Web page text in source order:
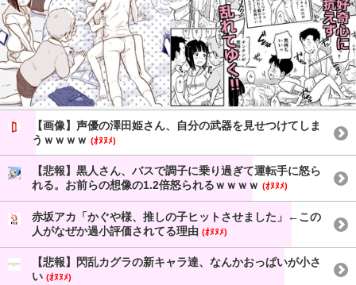
【画像】声優の澤田姫さん、自分の武器を見せつけてしま
うｗｗｗｗ (ｵﾇﾇﾒ)
【悲報】黒人さん、バスで調子に乗り過ぎて運転手に怒ら
れる。お前らの想像の1.2倍怒られるｗｗｗｗ (ｵﾇﾇﾒ)
赤坂アカ「かぐや様、推しの子ヒットさせました」←この
人がなぜか過小評価されてる理由 (ｵﾇﾇﾒ)
【悲報】閃乱カグラの新キャラ達、なんかおっぱいが小さ
い (ｵﾇﾇﾒ)